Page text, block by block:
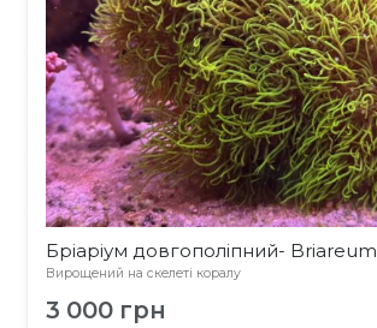
Бріаріум довгополіпний- Briareum
Вирощений на скелеті коралу
3 000 грн